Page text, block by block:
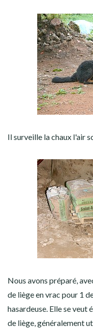
Il surveille la chaux l'air
Nous avons préparé,
de liège en vrac pour 1
hasardeuse. Elle se veut
de liège, généralement